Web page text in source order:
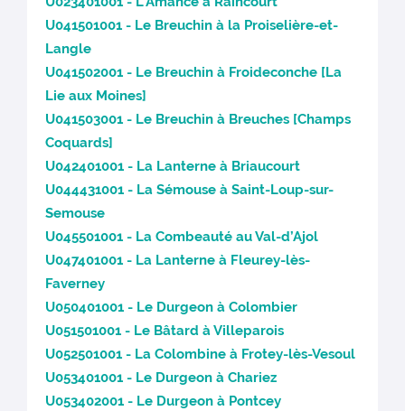
U041501001 - Le Breuchin à la Proiselière-et-
Langle
U041502001 - Le Breuchin à Froideconche [La
Lie aux Moines]
U041503001 - Le Breuchin à Breuches [Champs
Coquards]
U042401001 - La Lanterne à Briaucourt
U044431001 - La Sémouse à Saint-Loup-sur-
Semouse
U045501001 - La Combeauté au Val-d’Ajol
U047401001 - La Lanterne à Fleurey-lès-
Faverney
U050401001 - Le Durgeon à Colombier
U051501001 - Le Bâtard à Villeparois
U052501001 - La Colombine à Frotey-lès-Vesoul
U053401001 - Le Durgeon à Chariez
U053402001 - Le Durgeon à Pontcey